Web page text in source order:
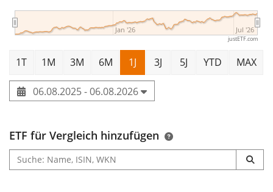
Jan '26 Jul '26
justETF.com
1T 1M 3M 6M 1J 3J 5J YTD MAX
06.08.2025 - 06.08.2026
ETF für Vergleich hinzufügen